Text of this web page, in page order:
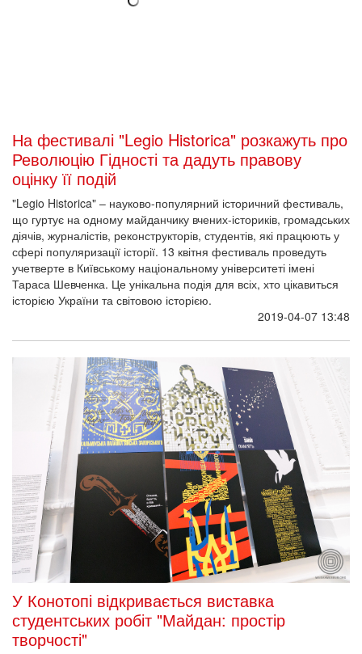
На фестивалі "Legio Historica" розкажуть про
Революцію Гідності та дадуть правову
оцінку її подій
"Legio Historica" – науково-популярний історичний фестиваль,
що гуртує на одному майданчику вчених-істориків, громадських
діячів, журналістів, реконструкторів, студентів, які працюють у
сфері популяризації історії. 13 квітня фестиваль проведуть
учетверте в Київському національному університеті імені
Тараса Шевченка. Це унікальна подія для всіх, хто цікавиться
історією України та світовою історією.
2019-04-07 13:48
У Конотопі відкривається виставка
студентських робіт "Майдан: простір
творчості"